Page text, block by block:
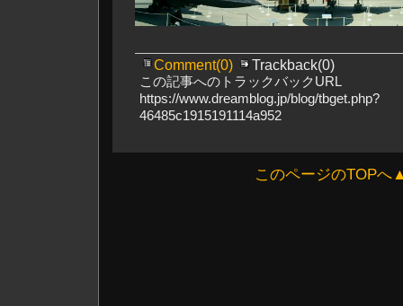
Comment(0) Trackback(0)
この記事へのトラックバックURL
https://www.dreamblog.jp/blog/tbget.php?
46485c1915191114a952
このページのTOPへ